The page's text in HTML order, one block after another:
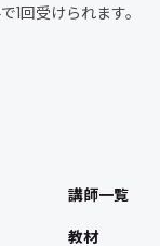
1回受けられます。
講師一覧
教材